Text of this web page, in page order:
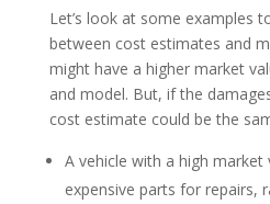
Let’s look at some examples
between cost estimates and
might have a higher market
and model. But, if the
cost estimate could be the
A vehicle with a high
expensive parts for repairs,